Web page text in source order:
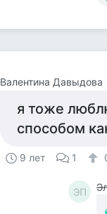
Валентина Давыдова
я тоже
способом
9 лет 1
ЭП